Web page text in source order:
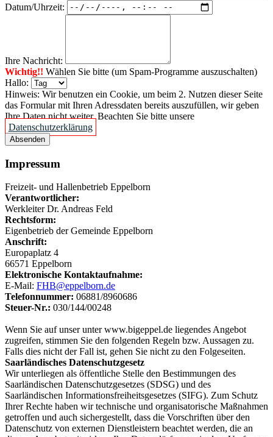
Datum/Uhrzeit:
Ihre Nachricht:
Wichtig!! Wählen Sie bitte (um Spam-Programme auszuschalten)
Hallo:
Hinweis: Wir benutzen ein Cookie, um beim 2. Nutzen dieser Seite
das Formular mit Ihren Adressdaten bereits auszufüllen, wir geben
Ihre Daten nicht weiter. Beachten Sie bitte unsere
Datenschutzerklärung
Absenden
Impressum
Freizeit- und Hallenbetrieb Eppelborn
Verantwortlicher:
Werkleiter Dr. Andreas Feld
Rechtsform:
Eigenbetrieb der Gemeinde Eppelborn
Anschrift:
Europaplatz 4
66571 Eppelborn
Elektronische Kontaktaufnahme:
E-Mail: FHB@eppelborn.de
Telefonnummer: 06881/8960686
Steuer-Nr.: 030/144/00248
Wenn Sie auf unser unter www.bigeppel.de liegendes Angebot
zugreifen, stimmen Sie den folgenden Regeln bzw. Aussagen zu.
Falls dies nicht der Fall ist, gehen Sie nicht zu den Folgeseiten.
Saarländisches Datenschutzgesetz
Wir unterliegen als öffentliche Stelle den Bestimmungen des
Saarländischen Datenschutzgesetzes (SDSG) und des
Saarländischen Informationsfreiheitsgesetzes (SIFG). Zum Schutz
Ihrer Rechte haben wir technische und organisatorische Maßnahmen
getroffen und auch sichergestellt, dass die Vorschriften über den
Datenschutz von externen Dienstleistern beachtet werden, die an